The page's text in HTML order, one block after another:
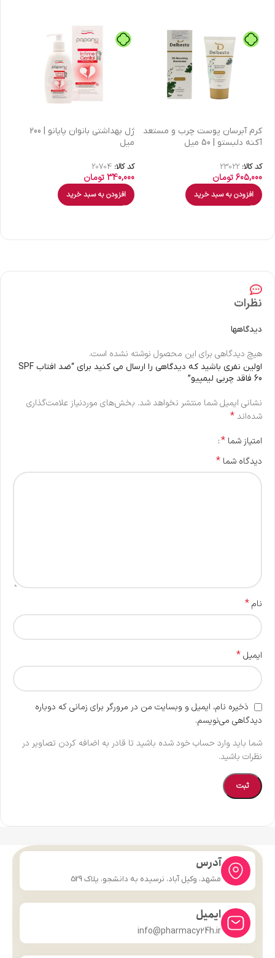
كرم آبرسان پوست چرب و مستعد
آکنه دلبستو | 50 میل
کد کالا: 23022
605,000تومان
افزودن به سبد خرید
ژل بهداشتی بانوان پاپانو | 200
میل
کد کالا: 20704
340,000تومان
افزودن به سبد خرید
نظرات
دیدگاهها
هیچ دیدگاهی برای این محصول نوشته نشده است.
اولین نفری باشید که دیدگاهی را ارسال می کنید برای “ضد افتاب SPF
60 فاقد چربی لیمپیو”
نشانی ایمیل شما منتشر نخواهد شد. بخش‌های موردنیاز علامت‌گذاری
شده‌اند*
امتیاز شما *
دیدگاه شما *
نام*
ایمیل*
ذخیره نام، ایمیل و وبسایت من در مرورگر برای زمانی که دوباره
دیدگاهی می‌نویسم.
شما باید وارد حساب خود شده باشید تا قادر به اضافه کردن تصاویر در
نظرات باشید.
آدرس
مشهد، وکیل آباد، نرسیده به دانشجو، پلاک 529
ایمیل
info@pharmacy24h.ir